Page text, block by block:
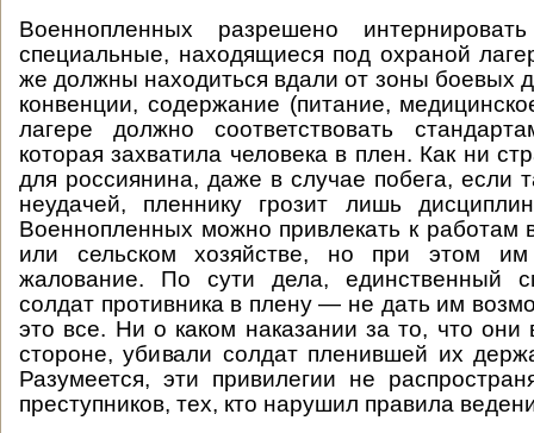
Военнопленных разрешено
специальные, находящиеся под охраной
же должны находиться вдали от зоны боевых
конвенции, содержание (питание,
лагере должно соответствовать
которая захватила человека в плен. Как ни
для россиянина, даже в случае побега, если
неудачей, пленнику грозит лишь
Военнопленных можно привлекать к работам
или сельском хозяйстве, но при этом им
жалование. По сути дела, единственный
солдат противника в плену — не дать им
это все. Ни о каком наказании за то, что они
стороне, убивали солдат пленившей их
Разумеется, эти привилегии не
преступников, тех, кто нарушил правила